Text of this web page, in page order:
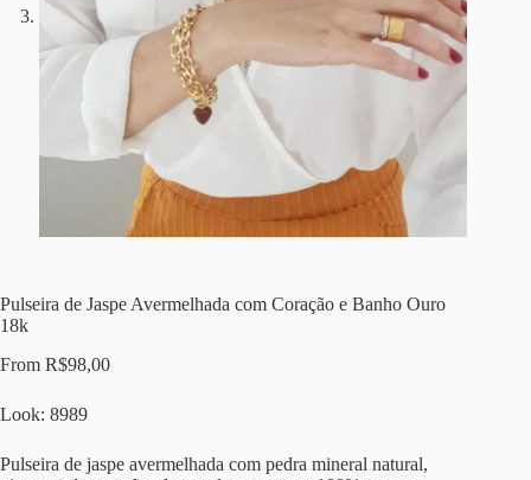
Pulseira de Jaspe Avermelhada com Coração e Banho Ouro
18k
From R$98,00
Look: 8989
Pulseira de jaspe avermelhada com pedra mineral natural,